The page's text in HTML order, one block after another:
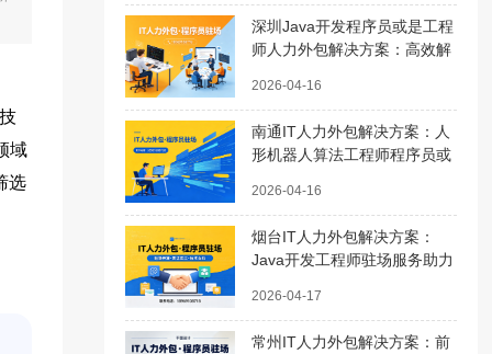
深圳Java开发程序员或是工程
师人力外包解决方案：高效解
2026-04-16
南通IT人力外包解决方案：人
形机器人算法工程师程序员或
效发展
2026-04-16
烟台IT人力外包解决方案：
Java开发工程师驻场服务助力
2026-04-17
常州IT人力外包解决方案：前
域
选